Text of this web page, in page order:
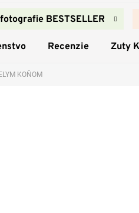
BESTSELLER
Recenzie Zuty
KOŇOM